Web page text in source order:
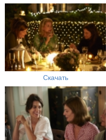
Скачать